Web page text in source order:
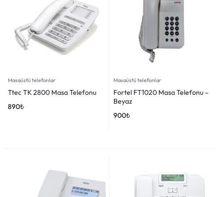
Masaüstü telefonlar
Ttec TK 2800 Masa Telefonu
890₺
Masaüstü telefonlar
Fortel FT1020 Masa Telefonu –
Beyaz
900₺